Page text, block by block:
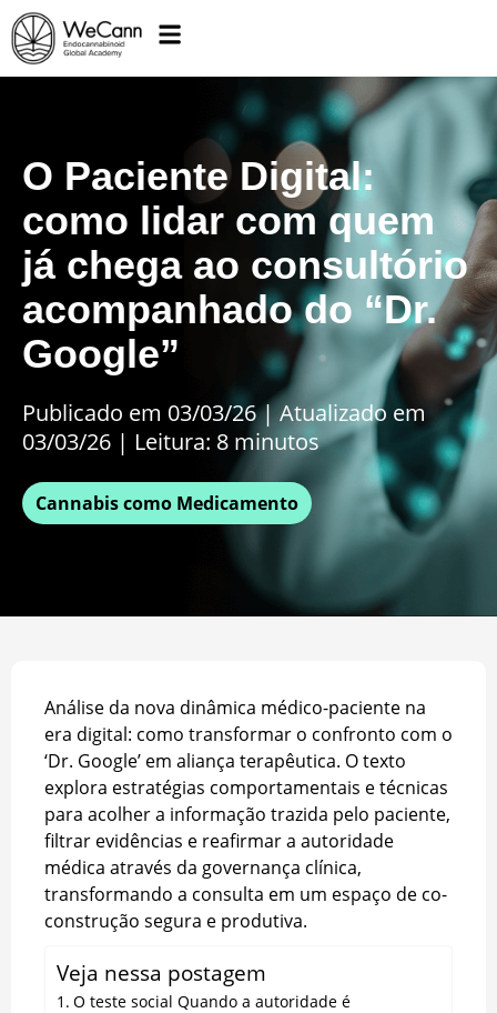
O Paciente Digital:
como lidar com quem
já chega ao consultório
acompanhado do “Dr.
Google”
Publicado em 03/03/26|Atualizado em
03/03/26 | Leitura: 8 minutos
Cannabis como Medicamento
Análise da nova dinâmica médico-paciente na
era digital: como transformar o confronto com o
‘Dr. Google’ em aliança terapêutica. O texto
explora estratégias comportamentais e técnicas
para acolher a informação trazida pelo paciente,
filtrar evidências e reafirmar a autoridade
médica através da governança clínica,
transformando a consulta em um espaço de co-
construção segura e produtiva.
Veja nessa postagem
O teste social Quando a autoridade é